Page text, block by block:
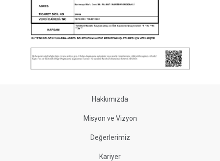
Hakkımızda
Misyon ve Vizyon
Değerlerimiz
Kariyer